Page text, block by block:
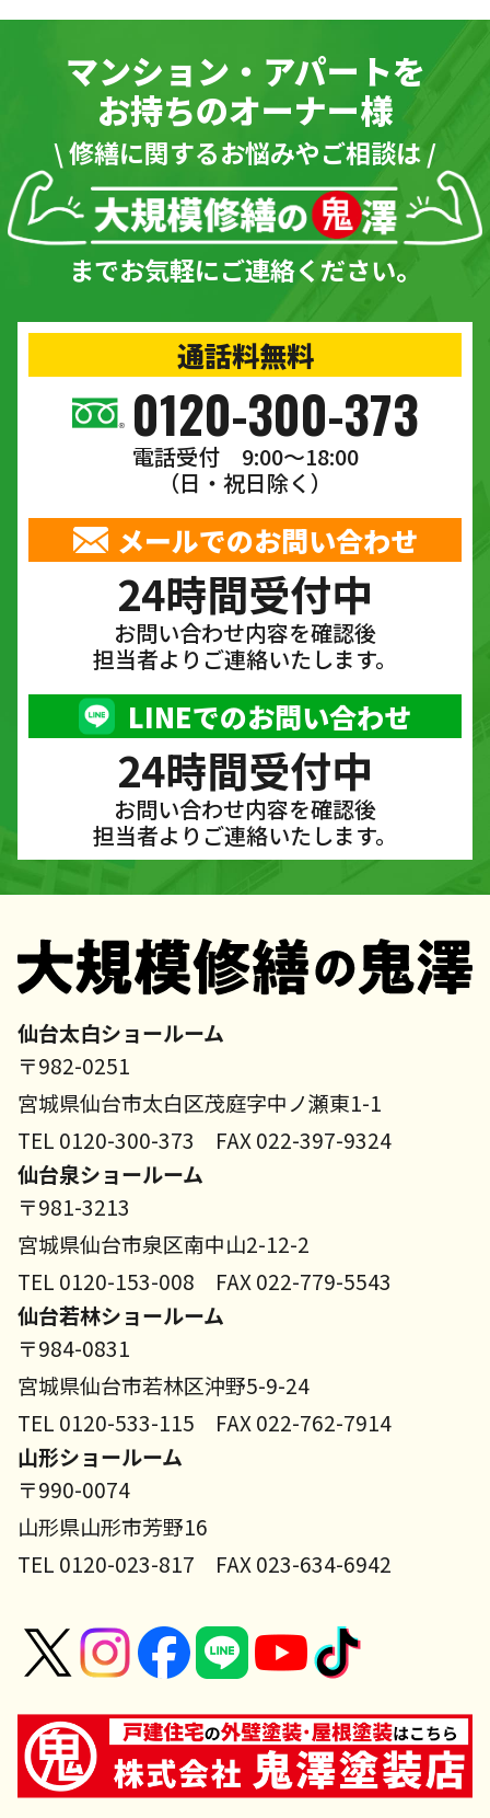
マンション・アパートを
お持ちのオーナー様
\ 修繕に関するお悩みやご相談は /
までお気軽にご連絡ください。
通話料無料
0120-300-373
電話受付 9:00〜18:00
（日・祝日除く）
メールでのお問い合わせ
24時間受付中
お問い合わせ内容を確認後
担当者よりご連絡いたします。
LINEでのお問い合わせ
24時間受付中
お問い合わせ内容を確認後
担当者よりご連絡いたします。
仙台太白ショールーム
〒982-0251
宮城県仙台市太白区茂庭字中ノ瀬東1-1
TEL 0120-300-373 FAX 022-397-9324
仙台泉ショールーム
〒981-3213
宮城県仙台市泉区南中山2-12-2
TEL 0120-153-008 FAX 022-779-5543
仙台若林ショールーム
〒984-0831
宮城県仙台市若林区沖野5-9-24
TEL 0120-533-115 FAX 022-762-7914
山形ショールーム
〒990-0074
山形県山形市芳野16
TEL 0120-023-817 FAX 023-634-6942